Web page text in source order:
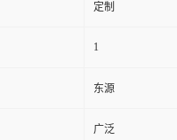
定制
1
东源
广泛